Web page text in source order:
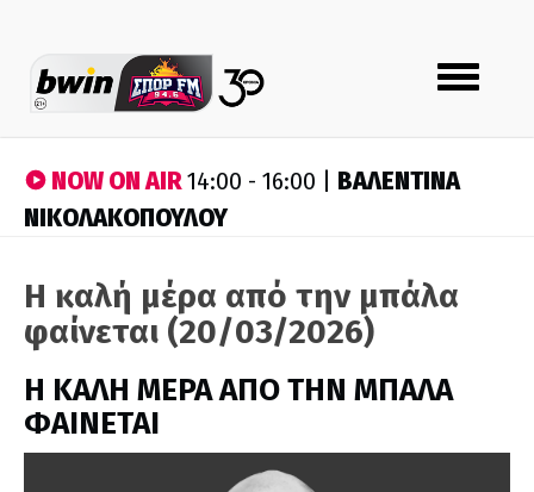
Toggle
navigation
NOW ON AIR14:00 - 16:00 | ΒΑΛΕΝΤΙΝΑ
ΝΙΚΟΛΑΚΟΠΟΥΛΟΥ
Η καλή μέρα από την μπάλα
φαίνεται (20/03/2026)
H ΚΑΛΗ ΜΕΡΑ ΑΠΟ ΤΗΝ ΜΠΑΛΑ
ΦΑΙΝΕΤΑΙ